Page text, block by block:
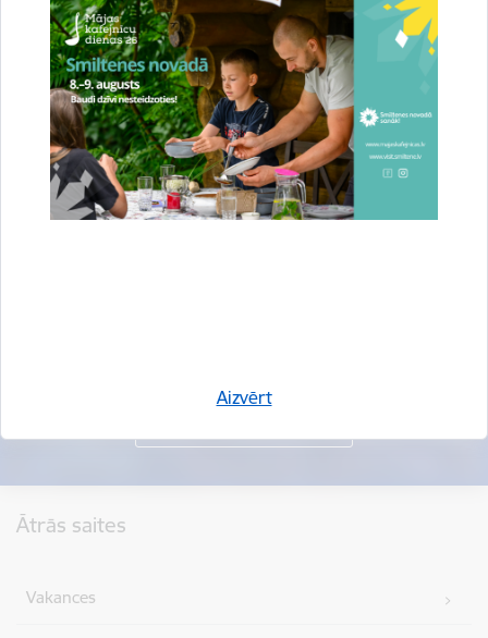
Aizvērt
Vai šī informācija bija noderīga?
Sniegt atsauksmi
Ātrās saites
Vakances